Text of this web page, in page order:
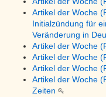
Artikel der Woche
Initialzündung für
Veränderung in
Artikel der Woche
Artikel der Woche
Artikel der Woche
Artikel der Woche
Zeiten